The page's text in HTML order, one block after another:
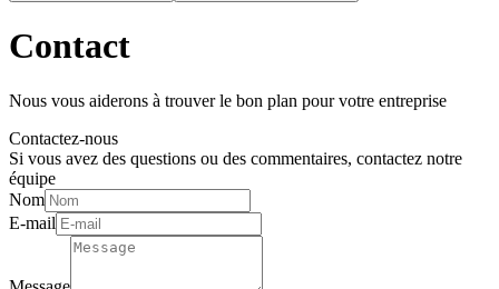
Contact
Nous vous aiderons à trouver le bon plan pour votre entreprise
Contactez-nous
Si vous avez des questions ou des commentaires, contactez notre
équipe
Nom
E-mail